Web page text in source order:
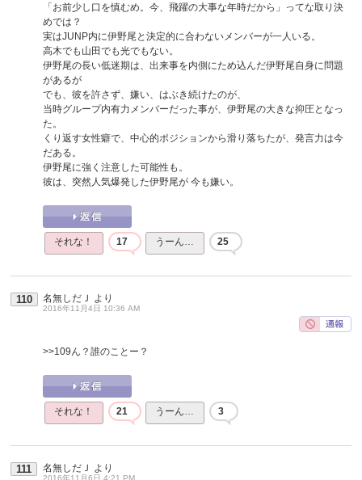
「お前少し口を慎むめ。今、飛躍の大事な年時だから」ってな取り決
めでは？
実はJUNP内に伊野尾と決定的に合わないメンバーが一人いる。
高木でも山田でも光でもない。
伊野尾の長い低迷期は、出来事を内側にため込んだ伊野尾自身に問題
があるが
でも、彼を許さず、嫌い、はぶき続けたのが、
当時グループ内有力メンバーだった事が、伊野尾の大きな抑圧となっ
た。
くり返す女性癖で、中心的ポジションから滑り落ちたが、発言力は今
だある。
伊野尾に強く注意した可能性も。
彼は、突然人気爆発した伊野尾が 今も嫌い。
それな！ 17 うーん… 25
110 名無しだＪ より
2016年11月4日 10:36 AM
>>109ん？誰のことー？
それな！ 21 うーん… 3
111 名無しだＪ より
2016年11月6日 4:21 PM